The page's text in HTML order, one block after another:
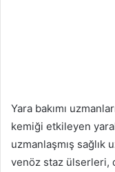
Yara bakımı
kemiği etkileyen
uzmanlaşmış sağlık
venöz staz ülserleri,